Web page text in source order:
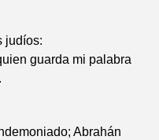
judíos:
guarda mi palabra
Abrahán